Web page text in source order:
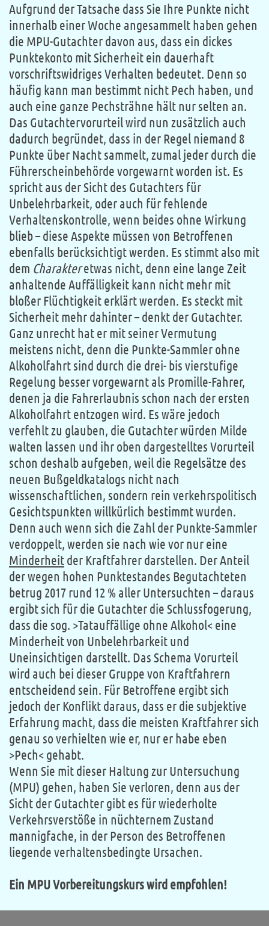
Aufgrund der Tatsache dass Sie Ihre Punkte nicht
innerhalb einer Woche angesammelt haben gehen
die MPU-Gutachter davon aus, dass ein dickes
Punktekonto mit Sicherheit ein dauerhaft
vorschriftswidriges Verhalten bedeutet. Denn so
häufig kann man bestimmt nicht Pech haben, und
auch eine ganze Pechsträhne hält nur selten an.
Das Gutachtervorurteil wird nun zusätzlich auch
dadurch begründet, dass in der Regel niemand 8
Punkte über Nacht sammelt, zumal jeder durch die
Führerscheinbehörde vorgewarnt worden ist. Es
spricht aus der Sicht des Gutachters für
Unbelehrbarkeit, oder auch für fehlende
Verhaltenskontrolle, wenn beides ohne Wirkung
blieb – diese Aspekte müssen von Betroffenen
ebenfalls berücksichtigt werden. Es stimmt also mit
dem Charakteretwas nicht, denn eine lange Zeit
anhaltende Auffälligkeit kann nicht mehr mit
bloßer Flüchtigkeit erklärt werden. Es steckt mit
Sicherheit mehr dahinter – denkt der Gutachter.
Ganz unrecht hat er mit seiner Vermutung
meistens nicht, denn die Punkte-Sammler ohne
Alkoholfahrt sind durch die drei- bis vierstufige
Regelung besser vorgewarnt als Promille-Fahrer,
denen ja die Fahrerlaubnis schon nach der ersten
Alkoholfahrt entzogen wird. Es wäre jedoch
verfehlt zu glauben, die Gutachter würden Milde
walten lassen und ihr oben dargestelltes Vorurteil
schon deshalb aufgeben, weil die Regelsätze des
neuen Bußgeldkatalogs nicht nach
wissenschaftlichen, sondern rein verkehrspolitisch
Gesichtspunkten willkürlich bestimmt wurden.
Denn auch wenn sich die Zahl der Punkte-Sammler
verdoppelt, werden sie nach wie vor nur eine
Minderheitder Kraftfahrer darstellen. Der Anteil
der wegen hohen Punktestandes Begutachteten
betrug 2017 rund 12 % aller Untersuchten – daraus
ergibt sich für die Gutachter die Schlussfogerung,
dass die sog. >Tatauffällige ohne Alkohol< eine
Minderheit von Unbelehrbarkeit und
Uneinsichtigen darstellt. Das Schema Vorurteil
wird auch bei dieser Gruppe von Kraftfahrern
entscheidend sein. Für Betroffene ergibt sich
jedoch der Konflikt daraus, dass er die subjektive
Erfahrung macht, dass die meisten Kraftfahrer sich
genau so verhielten wie er, nur er habe eben
>Pech< gehabt.
Wenn Sie mit dieser Haltung zur Untersuchung
(MPU) gehen, haben Sie verloren, denn aus der
Sicht der Gutachter gibt es für wiederholte
Verkehrsverstöße in nüchternem Zustand
mannigfache, in der Person des Betroffenen
liegende verhaltensbedingte Ursachen.
Ein MPU Vorbereitungskurs wird empfohlen!